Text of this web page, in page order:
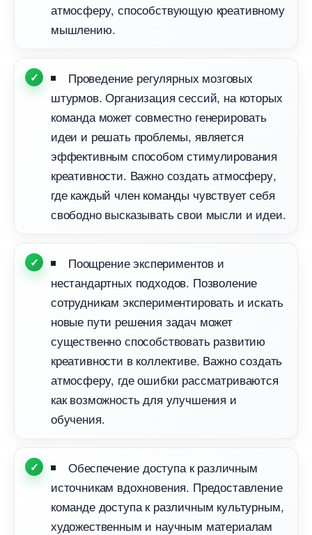
атмосферу, способствующую креативному
мышлению.
Проведение регулярных мозговых
штурмов. Организация сессий, на которых
команда может совместно генерировать
идеи и решать проблемы, является
эффективным способом стимулирования
креативности. Важно создать атмосферу,
де каждый член команды чувствует себя
свободно высказывать свои мысли и идеи.
Поощрение экспериментов и
нестандартных подходов. Позволение
сотрудникам экспериментировать и искать
новые пути решения задач может
существенно способствовать развитию
креативности в коллективе. Важно создать
атмосферу, где ошибки рассматриваются
как возможность для улучшения и
обучения.
Обеспечение доступа к различным
источникам вдохновения. Предоставление
команде доступа к различным культурным,
художественным и научным материалам